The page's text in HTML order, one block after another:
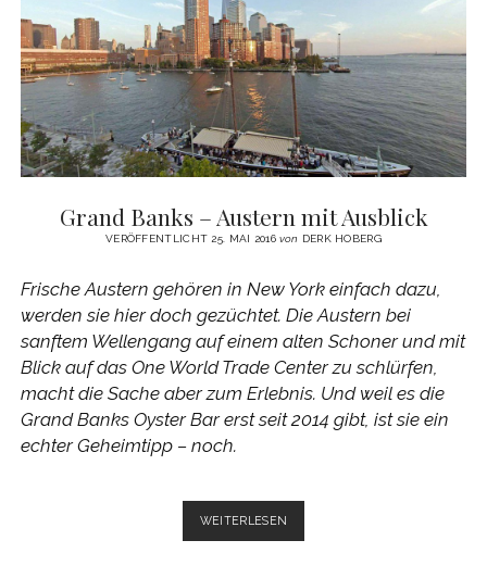
BIS
100
Grand Banks – Austern mit Ausblick
VERÖFFENTLICHT 25. MAI 2016von DERK HOBERG
Frische Austern gehören in New York einfach dazu,
werden sie hier doch gezüchtet. Die Austern bei
sanftem Wellengang auf einem alten Schoner und mit
Blick auf das One World Trade Center zu schlürfen,
macht die Sache aber zum Erlebnis. Und weil es die
Grand Banks Oyster Bar erst seit 2014 gibt, ist sie ein
echter Geheimtipp – noch.
WEITERLESEN
BANKS